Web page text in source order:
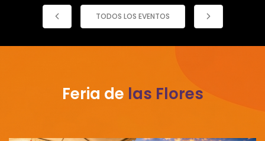
TODOS LOS EVENTOS
Feria de las Flores